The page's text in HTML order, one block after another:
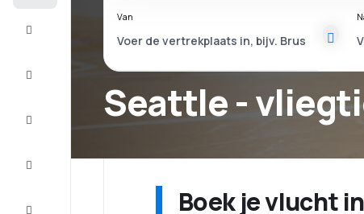
Seattle -
Van
Boek je vlucht